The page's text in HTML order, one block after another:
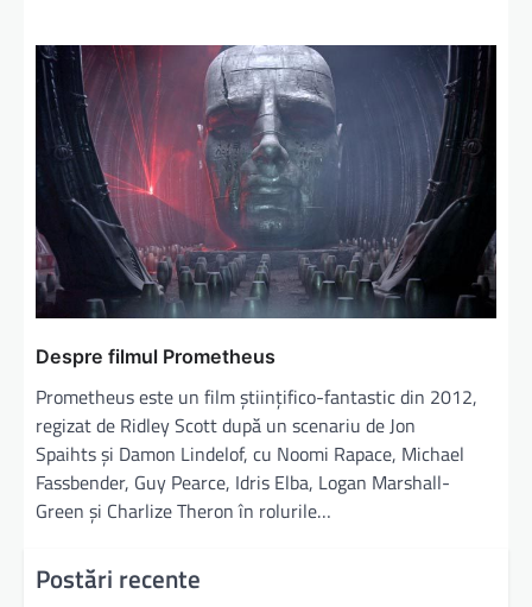
Despre filmul Prometheus
Prometheus este un film științifico-fantastic din 2012,
regizat de Ridley Scott după un scenariu de Jon
Spaihts și Damon Lindelof, cu Noomi Rapace, Michael
Fassbender, Guy Pearce, Idris Elba, Logan Marshall-
Green și Charlize Theron în rolurile…
Postări recente